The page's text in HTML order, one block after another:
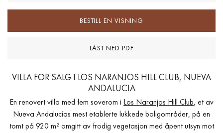
BESTILL EN VISNING
LAST NED PDF
VILLA FOR SALG I LOS NARANJOS HILL CLUB, NUEVA
ANDALUCIA
En renovert villa med fem soverom i Los Naranjos Hill Club, et av
Nueva Andalucías mest etablerte lukkede boligområder, på en
tomt på 920 m² omgitt av frodig vegetasjon med åpent utsyn mot